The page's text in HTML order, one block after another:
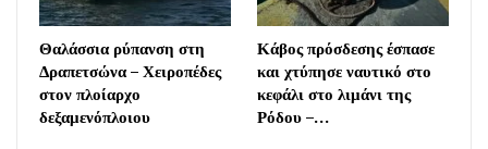
Θαλάσσια ρύπανση στη
Δραπετσώνα – Χειροπέδες
στον πλοίαρχο
δεξαμενόπλοιου
Κάβος πρόσδεσης έσπασε
και χτύπησε ναυτικό στο
κεφάλι στο λιμάνι της
Ρόδου –…